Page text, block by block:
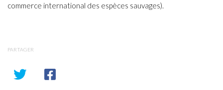
commerce international des espèces sauvages).
PARTAGER